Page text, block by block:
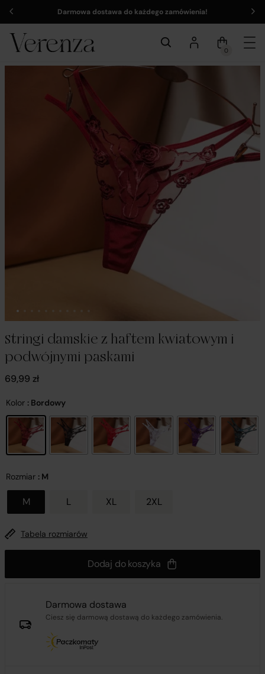
Darmowa dostawa do każdego zamówienia!
0
Stringi damskie z haftem kwiatowym i
podwójnymi paskami
69,99 zł
Kolor : Bordowy
Rozmiar : M
M L XL 2XL
Tabela rozmiarów
Dodaj do koszyka
Darmowa dostawa
Ciesz się darmową dostawą do każdego zamówienia.